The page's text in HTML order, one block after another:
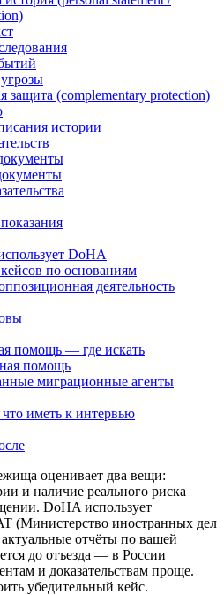
защита (complementary protection)
истории
DoHA
по основаниям
деятельность
помощь — где искать
помощь
миграционные агенты
иметь к интервью
оценивает два вещи:
и наличие реального риска
DoHA использует
(Министерство иностранных дел
отчёты по вашей
до отъезда — в России
и доказательствам проще.
убедительный кейс.